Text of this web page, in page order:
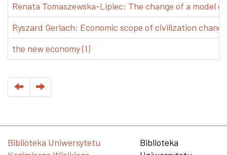
Renata Tomaszewska-Lipiec: The change of a model
Ryszard Gerlach: Economic scope of civilization
the new economy (1)
Biblioteka Uniwersytetu
Biblioteka